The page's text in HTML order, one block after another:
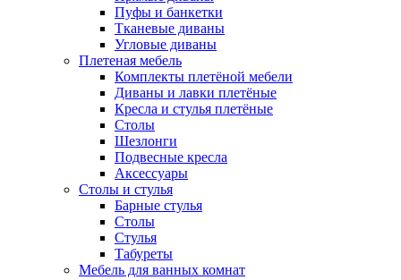
Пуфы и банкетки
Тканевые диваны
Угловые диваны
Плетеная мебель
Комплекты плетёной мебели
Диваны и лавки плетёные
Кресла и стулья плетёные
Столы
Шезлонги
Подвесные кресла
Аксессуары
Столы и стулья
Барные стулья
Столы
Стулья
Табуреты
Мебель для ванных комнат